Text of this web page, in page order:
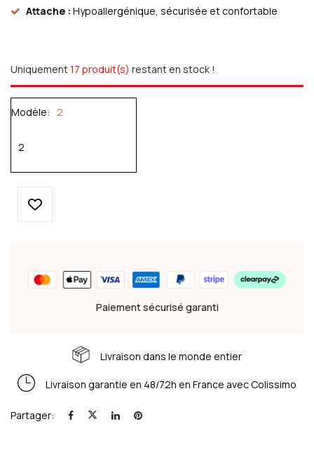
Attache : Hypoallergénique, sécurisée et confortable
Uniquement17 produit(s) restant en stock !
Modèle 2
Paiement sécurisé garanti
Livraison dans le monde entier
Livraison garantie en 48/72h en France avec Colissimo
Partager: